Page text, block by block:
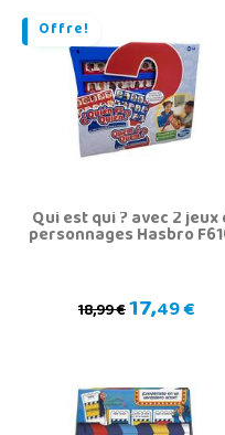
Offre!
Qui est qui ? avec 2 jeux
personnages Hasbro
18,99 €17,49 €